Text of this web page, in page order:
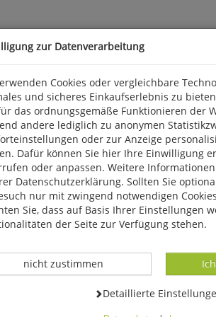
Hand hergestellt. Sie ist seit Jahren
im Tintenleiter. Hervorragend geeignet
info@gutenberggmbh.de
zur Datenverarbeitung
Cookies oder vergleichbare
und sicheres Einkaufserlebnis zu
das ordnungsgemäße Funktionieren der
andere lediglich zu anonymen
oder zur Anzeige
Dafür können Sie hier Ihre Einwilligung
oder anpassen. Weitere
Datenschutzerklärung. Sollten Sie
nur mit zwingend notwendigen
Sie, dass auf Basis Ihrer Einstellungen
der Seite zur Verfügung stehen.
Datenverarbeitung -
nicht zustimmen
Datenverarbeitung -
Detaillierte